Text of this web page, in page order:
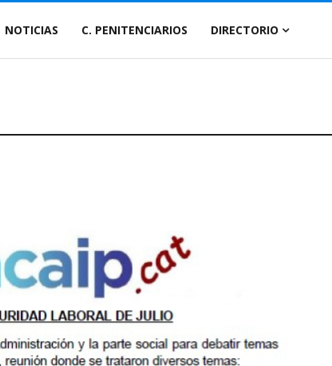
NOTICIAS C. PENITENCIARIOS DIRECTORIO